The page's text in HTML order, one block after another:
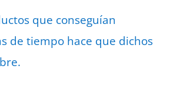
que conseguían
de tiempo hace que dichos